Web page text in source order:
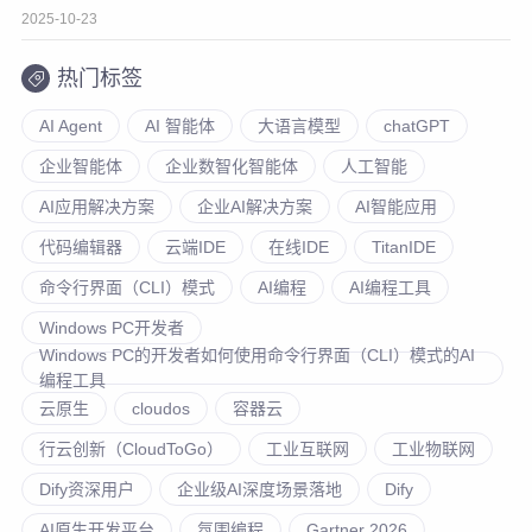
2025-10-23
热门标签
AI Agent AI 智能体 大语言模型 chatGPT
企业智能体 企业数智化智能体 人工智能
AI应用解决方案 企业AI解决方案 AI智能应用
代码编辑器 云端IDE 在线IDE TitanIDE
命令行界面（CLI）模式 AI编程 AI编程工具
Windows PC开发者
Windows PC的开发者如何使用命令行界面（CLI）模式的AI
编程工具
云原生
cloudos 容器云
行云创新（CloudToGo） 工业互联网 工业物联网
Dify资深用户 企业级AI深度场景落地 Dify